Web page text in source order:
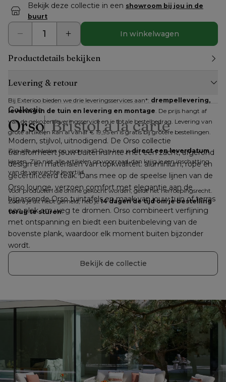
Bekijk deze collectie in een showroom bij jou in de
buurt
In winkelwagen
Productdetails bekijken
Levering & retour
Bij Exterioo bieden we drie leveringsservices aan*: drempellevering,
levering in de tuin en levering en montage. De prijs hangt af
van de gekozen leveringsservice en je totale bestelbedrag. Levering van
grote artikelen kan al vanaf € 19,95 en is gratis bij grotere bestellingen.
Zijn alle artikelen op voorraad? Dan kan je direct een leverdatum
kiezen. Zijn niet alle artikelen op voorraad, dan krijg je een inschatting
van de verwachte levertijd.
Voor producten die online gekocht worden, geldt het herroepingsrecht.
Zodra je dit hebt gemeld, heb je 14 dagen de tijd om je bestelling
terug te sturen.
Collectie
Orso Bristol à la carte
Modern, stijlvol, uitnodigend. De Orso collectie
transformeert jouw buitenruimte met een zacht, afgerond
design en materialen van topkwaliteit: aluminium, rope en
gecertificeerd teak. Dans mee op de speelse lijnen van de
Orso lounge, verzoen comfort met elegantie aan de
bijpassende Orso tuintafels en maak van jouw tuin of terras
een plek om weg te dromen. Orso combineert verfijning
met ontspanning en biedt een buitenbeleving van de
bovenste plank, waardoor elk moment buiten bijzonder
wordt.
Bekijk de collectie